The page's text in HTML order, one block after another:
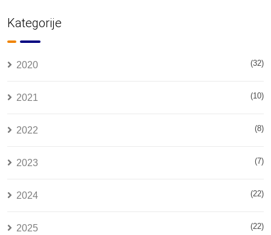
Kategorije
2020 (32)
2021 (10)
2022 (8)
2023 (7)
2024 (22)
2025 (22)